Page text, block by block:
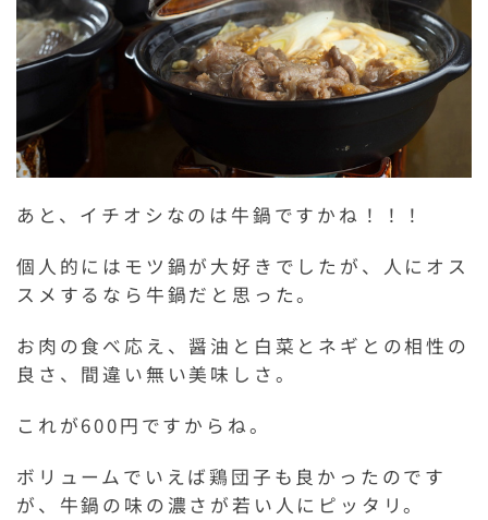
あと、イチオシなのは牛鍋ですかね！！！
個人的にはモツ鍋が大好きでしたが、人にオス
スメするなら牛鍋だと思った。
お肉の食べ応え、醤油と白菜とネギとの相性の
良さ、間違い無い美味しさ。
これが600円ですからね。
ボリュームでいえば鶏団子も良かったのです
が、牛鍋の味の濃さが若い人にピッタリ。